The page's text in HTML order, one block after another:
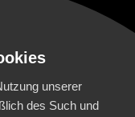
unserer
des Such und